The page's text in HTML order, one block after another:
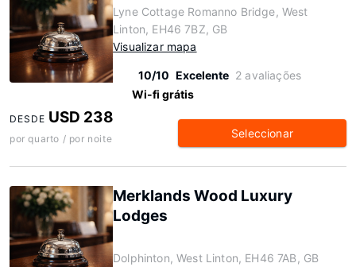
Lyne Cottage Romanno Bridge, West
Linton, EH46 7BZ, GB
Visualizar mapa
10/10 Excelente 2 avaliações
Wi-fi grátis
DESDE USD 238
por quarto / por noite Seleccionar
Merklands Wood Luxury
Lodges
Dolphinton, West Linton, EH46 7AB, GB